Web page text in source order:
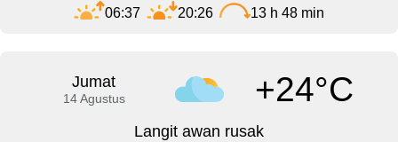
06:37 20:26 13 h 48 min
Jumat
14 Agustus +24°C
Langit awan rusak